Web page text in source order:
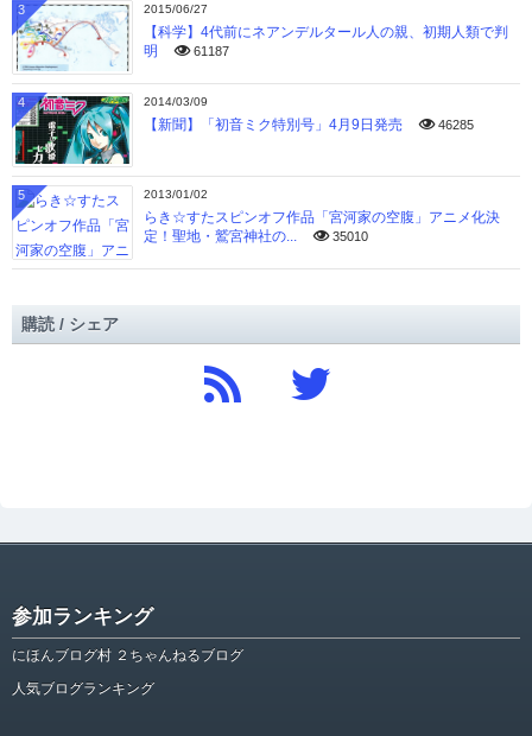
2015/06/27
【科学】4代前にネアンデルタール人の親、初期人類で判
明
61187
3
2014/03/09
【新聞】「初音ミク特別号」4月9日発売 46285
4
2013/01/02
らき☆すたスピンオフ作品「宮河家の空腹」アニメ化決
定！聖地・鷲宮神社の...
35010
5
購読 / シェア
参加ランキング
にほんブログ村 ２ちゃんねるブログ
人気ブログランキング